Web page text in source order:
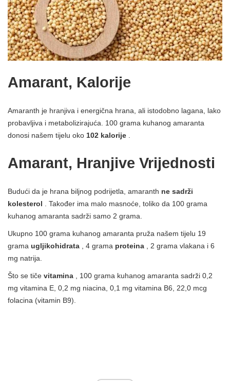
Amarant, Kalorije
Amaranth je hranjiva i energična hrana, ali istodobno lagana, lako
probavljiva i metabolizirajuća. 100 grama kuhanog amaranta
donosi našem tijelu oko 102 kalorije .
Amarant, Hranjive Vrijednosti
Budući da je hrana biljnog podrijetla, amaranth ne sadrži
kolesterol . Također ima malo masnoće, toliko da 100 grama
kuhanog amaranta sadrži samo 2 grama.
Ukupno 100 grama kuhanog amaranta pruža našem tijelu 19
grama ugljikohidrata , 4 grama proteina , 2 grama vlakana i 6
mg natrija.
Što se tiče vitamina , 100 grama kuhanog amaranta sadrži 0,2
mg vitamina E, 0,2 mg niacina, 0,1 mg vitamina B6, 22,0 mcg
folacina (vitamin B9).